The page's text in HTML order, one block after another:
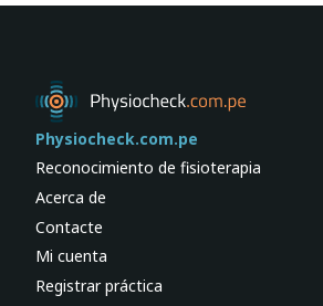
Physiocheck.com.pe
Reconocimiento de fisioterapia
Acerca de
Contacte
Mi cuenta
Registrar práctica